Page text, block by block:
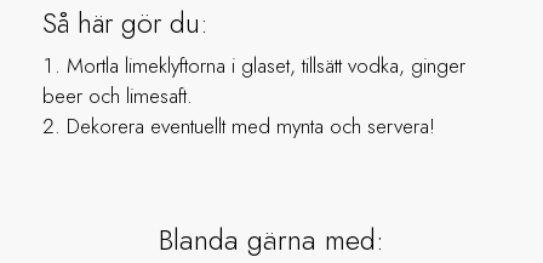
Blanda gärna med:
Så här gör du:
Mortla limeklyftorna i glaset, tillsätt vodka, ginger
beer och limesaft.
Dekorera eventuellt med mynta och servera!